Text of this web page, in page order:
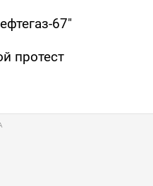
67"
протест